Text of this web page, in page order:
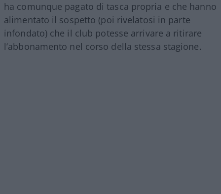
ha comunque pagato di tasca propria e che hanno
alimentato il sospetto (poi rivelatosi in parte
infondato) che il club potesse arrivare a ritirare
l’abbonamento nel corso della stessa stagione.